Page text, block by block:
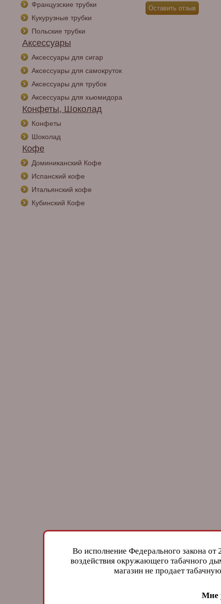
Французские трубки
Кукурузные трубки
Польские трубки
Аксессуары
Аксессуары для сигар
Аксессуары для самокруток
Аксессуары для трубок
Аксессуары для хьюмидора
Конфеты, Шоколад
Конфеты
Шоколад
Кофе
Доминиканский Кофе
Испанский кофе
Итальянский кофе
Кубинский Кофе
Во исполнение Федерального закона
воздействия окружающего табачного
магазин не продает
Мне